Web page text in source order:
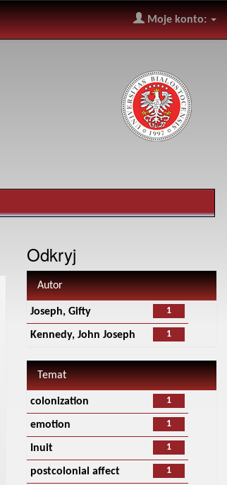
Moje konto:
Odkryj
Autor
1
Joseph, Gifty
1
Kennedy, John Joseph
Temat
1
colonization
1
emotion
1
Inuit
1
postcolonial affect